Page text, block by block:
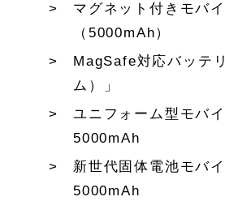
マグネット付きモバ
（5000mAh）
MagSafe対応バッテ
ム）」
ユニフォーム型モバ
5000mAh
新世代固体電池モバ
5000mAh